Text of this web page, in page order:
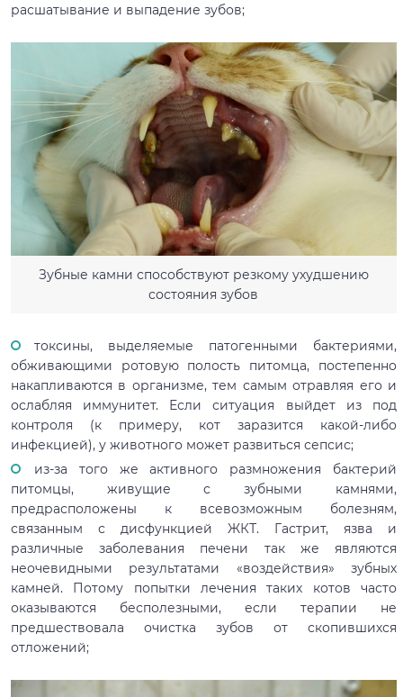
расшатывание и выпадение зубов;
Зубные камни способствуют резкому ухудшению
состояния зубов
токсины, выделяемые патогенными бактериями,
обживающими ротовую полость питомца, постепенно
накапливаются в организме, тем самым отравляя его и
ослабляя иммунитет. Если ситуация выйдет из под
контроля (к примеру, кот заразится какой-либо
инфекцией), у животного может развиться сепсис;
из-за того же активного размножения бактерий
питомцы, живущие с зубными камнями,
предрасположены к всевозможным болезням,
связанным с дисфункцией ЖКТ. Гастрит, язва и
различные заболевания печени так же являются
неочевидными результатами «воздействия» зубных
камней. Потому попытки лечения таких котов часто
оказываются бесполезными, если терапии не
предшествовала очистка зубов от скопившихся
отложений;